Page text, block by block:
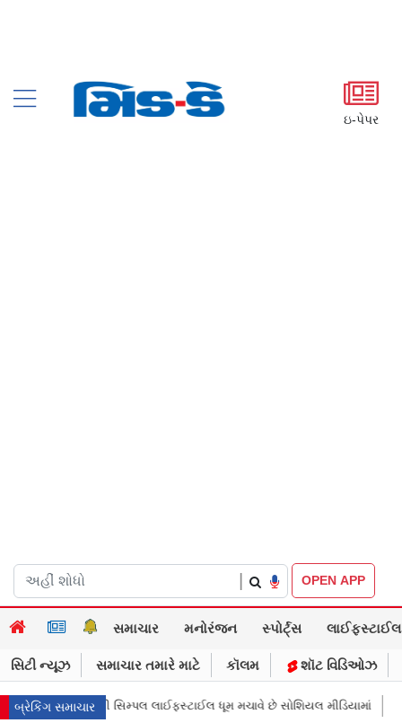
ઇ-પેપર
OPEN APP
સમાચાર મનોરંજન સ્પોર્ટ્સ લાઈફસ્ટાઈલ
સિટી ન્યૂઝ સમાચાર તમારે માટે કૉલમ શૉટ વિડિઓઝ
બ્રેકિંગ સમાચાર
ધૂમ મચાવે છે સોશિયલ મીડિયામાં માર્ક ઝુકરબર્ગે માની Metaની ભૂલ,